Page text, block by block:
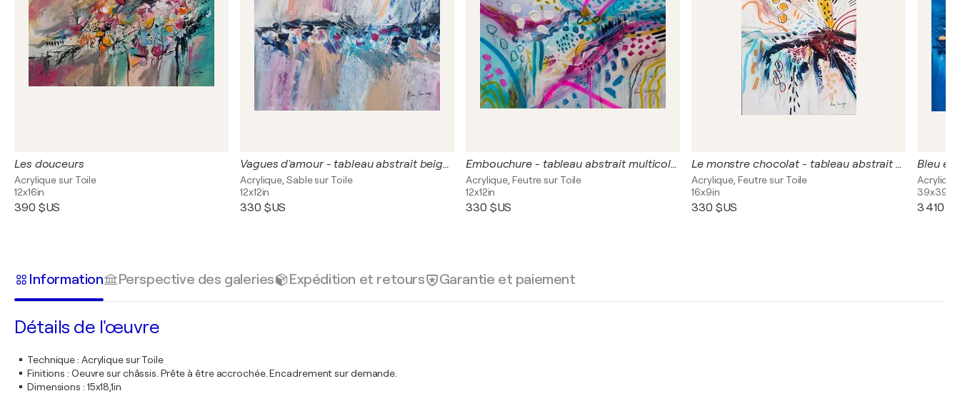
Les douceurs
Acrylique sur Toile
12x16in
390 $US
Vagues d'amour - tableau abstrait beige avec reliefs matière sable ciment
Acrylique, Sable sur Toile
12x12in
330 $US
Embouchure - tableau abstrait multicolore
Acrylique, Feutre sur Toile
12x12in
330 $US
Le monstre chocolat - tableau abstrait coloré
Acrylique, Feutre sur Toile
16x9in
330 $US
39x39in
3 410
Information Perspective des galeries Expédition et retours Garantie et paiement
Détails de l'œuvre
Technique: Acrylique sur Toile
Finitions : Oeuvre sur châssis. Prête à être accrochée. Encadrement sur demande.
Dimensions : 15x18,1in